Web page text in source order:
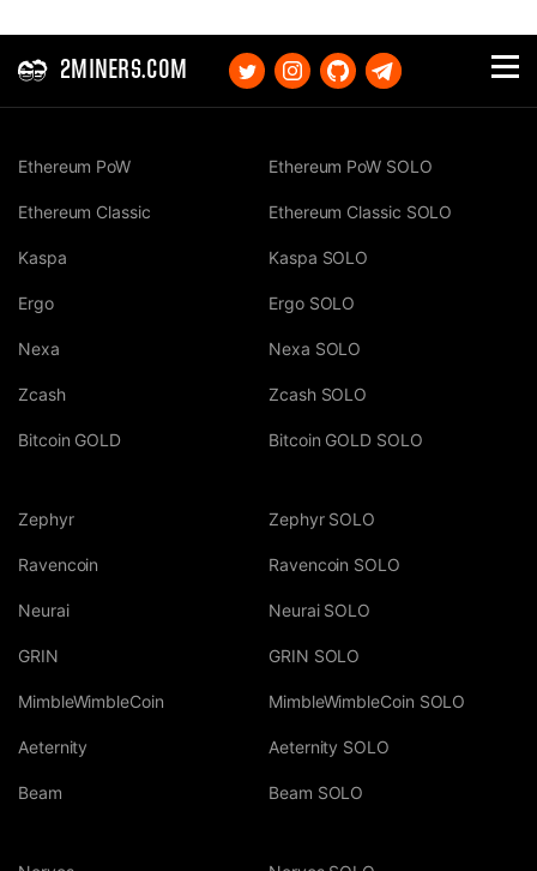
2MINERS.COM
Ethereum PoW
Ethereum Classic
Kaspa
Ergo
Nexa
Zcash
Bitcoin GOLD
Ethereum PoW SOLO
Ethereum Classic SOLO
Kaspa SOLO
Ergo SOLO
Nexa SOLO
Zcash SOLO
Bitcoin GOLD SOLO
Zephyr
Ravencoin
Neurai
GRIN
MimbleWimbleCoin
Aeternity
Beam
Zephyr SOLO
Ravencoin SOLO
Neurai SOLO
GRIN SOLO
MimbleWimbleCoin SOLO
Aeternity SOLO
Beam SOLO